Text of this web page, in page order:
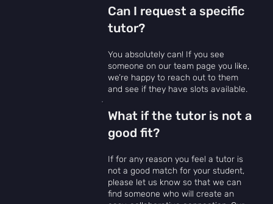
Can I request a specific
tutor?
You absolutely can! If you see
someone on our team page you like,
we’re happy to reach out to them
and see if they have slots available.
What if the tutor is not a
good fit?
If for any reason you feel a tutor is
not a good match for your student,
please let us know so that we can
find someone who will create an